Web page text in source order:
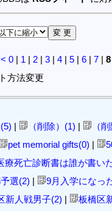
0 | 1 | 2 | 3 | 4 | 5 | 6 | 7 | 8
方法変更
| （削除）(1) | （
pet memorial gifts(0) |
療死亡診断書は誰が書い
選(2) | 9月入学になっ
新人戦男子(2) | 板橋区